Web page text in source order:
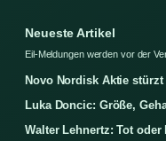
Neueste Artikel
Eil-Meldungen werden vor der
Novo Nordisk Aktie
Luka Doncic: Größe,
Walter Lehnertz: Tot